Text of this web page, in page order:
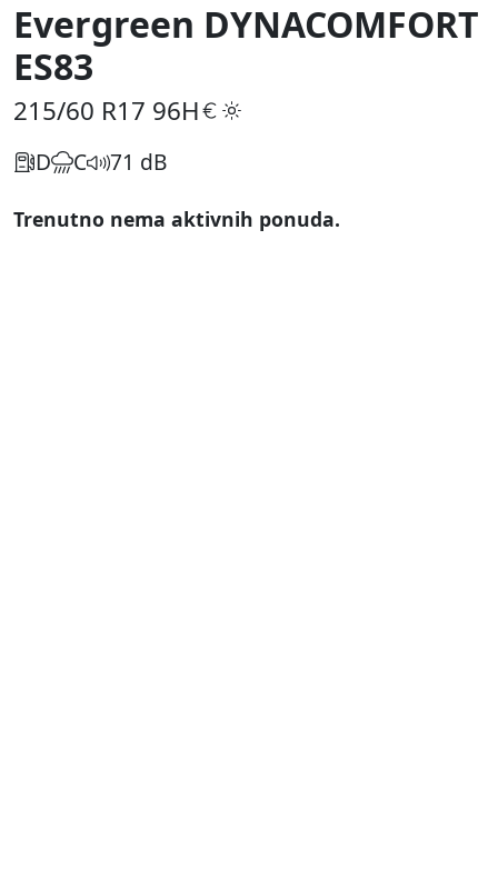
Evergreen DYNACOMFORT
ES83
215/60 R17 96H
D C 71 dB
Trenutno nema aktivnih ponuda.